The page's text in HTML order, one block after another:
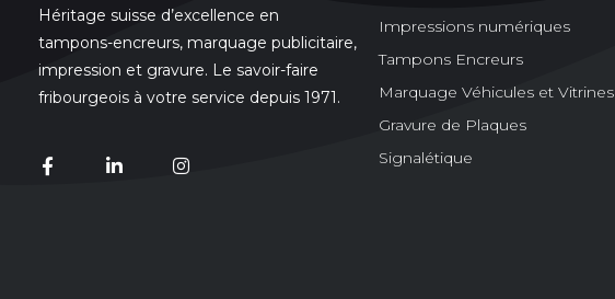
Héritage suisse d’excellence en
tampons-encreurs, marquage publicitaire,
impression et gravure. Le savoir-faire
fribourgeois à votre service depuis 1971.
Impressions numériques
Tampons Encreurs
Marquage Véhicules et Vitrines
Gravure de Plaques
Signalétique